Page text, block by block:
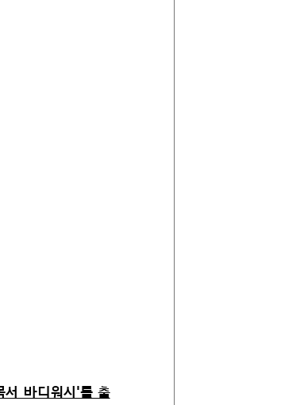
서 바디워시'를 출